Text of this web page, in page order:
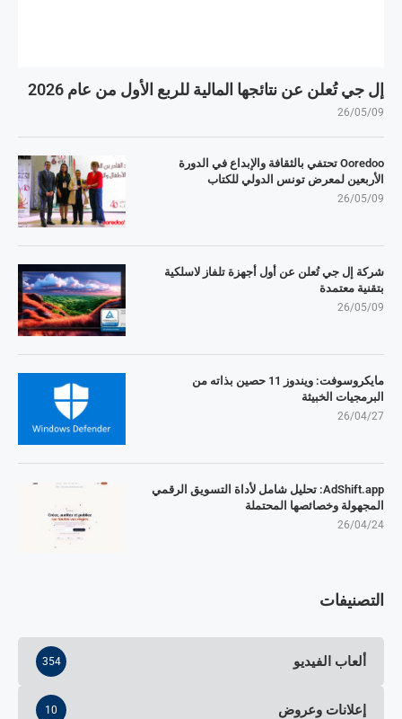
إل جي تُعلن عن نتائجها المالية للربع الأول من عام 2026
26/05/09
Ooredoo تحتفي بالثقافة والإبداع في الدورة
الأربعين لمعرض تونس الدولي للكتاب
26/05/09
شركة إل جي تُعلن عن أول أجهزة تلفاز لاسلكية
بتقنية معتمدة
26/05/09
مايكروسوفت: ويندوز 11 حصين بذاته من
البرمجيات الخبيثة
26/04/27
AdShift.app: تحليل شامل لأداة التسويق الرقمي
المجهولة وخصائصها المحتملة
26/04/24
التصنيفات
ألعاب الفيديو 354
إعلانات وعروض 10